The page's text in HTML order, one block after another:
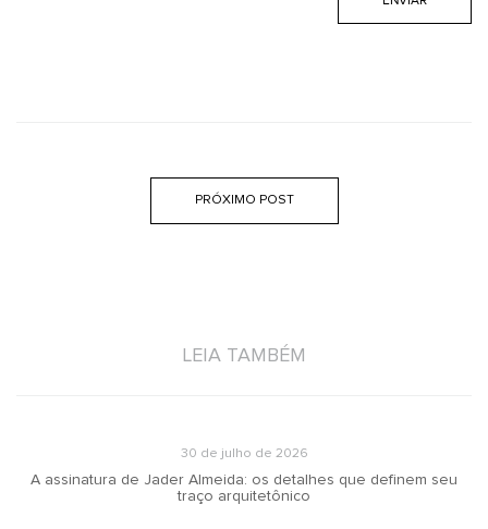
PRÓXIMO POST
LEIA TAMBÉM
30 de julho de 2026
A assinatura de Jader Almeida: os detalhes que definem seu
traço arquitetônico